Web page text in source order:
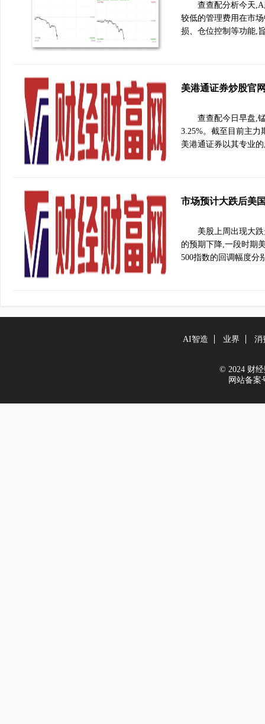
查查配分析今天
较低的管理费用在市
损、仓位控制等功能,
美港通证券炒股官
查查配今日早盘,
3.25%。截至目前主力
美港通证券以其专业
市场预计大跌后美
美股上周出现大
的预期下降,一段时期
500指数的回调幅度
AI智造 业界 消
© 2024 财经
网站备案